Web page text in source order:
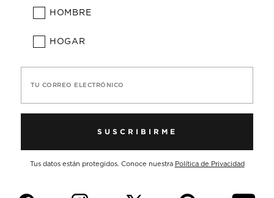
HOMBRE
HOGAR
TU CORREO ELECTRÓNICO
SUSCRIBIRME
Tus datos están protegidos. Conoce nuestra Política de Privacidad